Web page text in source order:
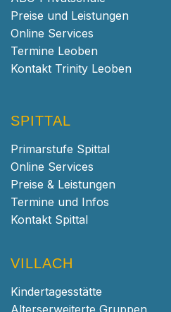
Preise und Leistungen
Online Services
Termine Leoben
Kontakt Trinity Leoben
SPITTAL
Primarstufe Spittal
Online Services
Preise & Leistungen
Termine und Infos
Kontakt Spittal
VILLACH
Kindertagesstätte
Alterserweiterte Gruppen